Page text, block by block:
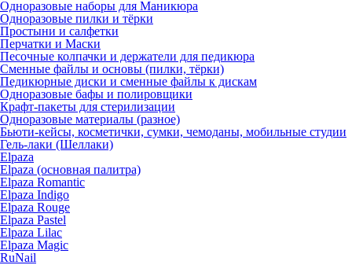
Одноразовые наборы для Маникюра
Одноразовые пилки и тёрки
Простыни и салфетки
Перчатки и Маски
Песочные колпачки и держатели для педикюра
Cменные файлы и основы (пилки, тёрки)
Педикюрные диски и сменные файлы к дискам
Одноразовые бафы и полировщики
Крафт-пакеты для стерилизации
Одноразовые материалы (разное)
Бьюти-кейсы, косметички, сумки, чемоданы, мобильные студии
Гель-лаки (Шеллаки)
Elpaza
Elpaza (основная палитра)
Elpaza Romantic
Elpaza Indigo
Elpaza Rouge
Elpaza Pastel
Elpaza Lilac
Elpaza Magic
RuNail